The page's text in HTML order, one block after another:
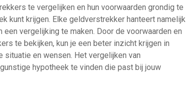
te vergelijken en hun voorwaarden grondig te
kunt krijgen. Elke geldverstrekker hanteert namelijk
vergelijking te maken. Door de voorwaarden en
te bekijken, kun je een beter inzicht krijgen in
en wensen. Het vergelijken van
hypotheek te vinden die past bij jouw